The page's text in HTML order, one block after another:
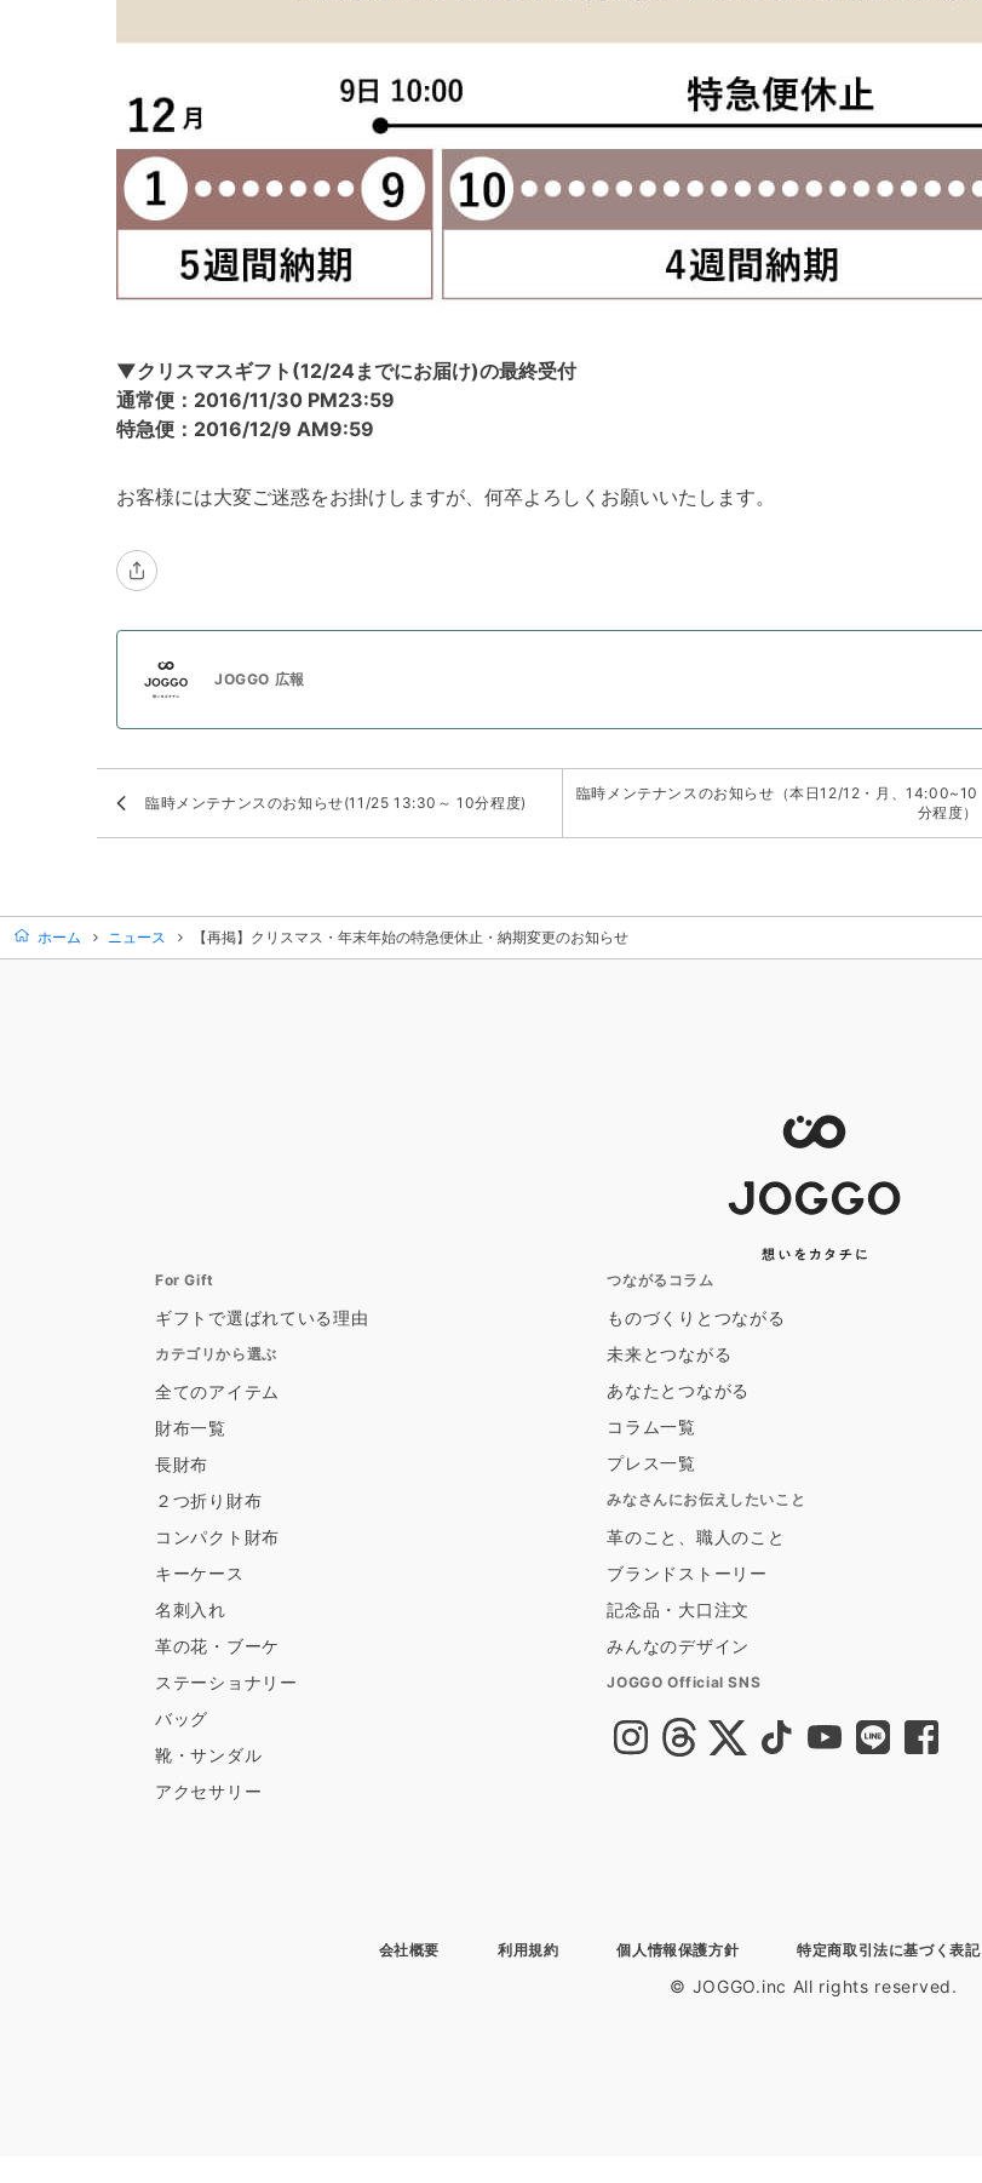
▼クリスマスギフト(12/24までにお届け)の最終受付
通常便：2016/11/30 PM23:59
特急便：2016/12/9 AM9:59
お客様には大変ご迷惑をお掛けしますが、何卒よろしくお願いいたします。
JOGGO 広報
臨時メンテナンスのお知らせ(11/25 13:30～ 10分程度)
臨時メンテナンスのお知らせ（本日12/12・月、14:00~10
分程度）
ホーム ニュース 【再掲】クリスマス・年末年始の特急便休止・納期変更のお知らせ
For Gift
ギフトで選ばれている理由
カテゴリから選ぶ
全てのアイテム
財布一覧
長財布
２つ折り財布
コンパクト財布
キーケース
名刺入れ
革の花・ブーケ
ステーショナリー
バッグ
靴・サンダル
アクセサリー
つながるコラム
ものづくりとつながる
未来とつながる
あなたとつながる
コラム一覧
プレス一覧
みなさんにお伝えしたいこと
革のこと、職人のこと
ブランドストーリー
記念品・大口注文
みんなのデザイン
JOGGO Official SNS
会社概要 利用規約 個人情報保護方針 特定商取引法に基づく表記
© JOGGO.inc All rights reserved.